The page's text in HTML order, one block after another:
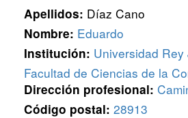
Apellidos: Díaz Cano
Nombre: Eduardo
Institución: Universidad
Facultad de Ciencias de la
Dirección profesional:
Código postal: 28913